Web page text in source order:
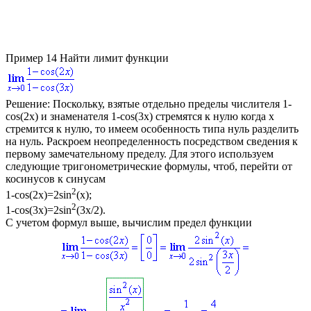
Пример 14 Найти лимит функции
Решение: Поскольку, взятые отдельно пределы числителя 1-
cos(2x) и знаменателя 1-cos(3x) стремятся к нулю когда x
стремится к нулю, то имеем особенность типа нуль разделить
на нуль. Раскроем неопределенность посредством сведения к
первому замечательному пределу. Для этого используем
следующие тригонометрические формулы, чтоб, перейти от
косинусов к синусам
1-cos(2x)=2sin2(x);
1-cos(3x)=2sin2(3x/2).
С учетом формул выше, вычислим предел функции